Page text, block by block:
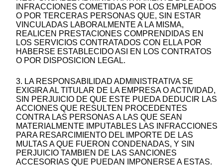
INFRACCIONES COMETIDAS POR LOS EMPLEADOS
O POR TERCERAS PERSONAS QUE, SIN ESTAR
VINCULADAS LABORALMENTE A LA MISMA,
REALICEN PRESTACIONES COMPRENDIDAS EN
LOS SERVICIOS CONTRATADOS CON ELLA POR
HABERSE ESTABLECIDO ASI EN LOS CONTRATOS
O POR DISPOSICION LEGAL.
3. LA RESPONSABILIDAD ADMINISTRATIVA SE
EXIGIRA AL TITULAR DE LA EMPRESA O ACTIVIDAD,
SIN PERJUICIO DE QUE ESTE PUEDA DEDUCIR LAS
ACCIONES QUE RESULTEN PROCEDENTES
CONTRA LAS PERSONAS A LAS QUE SEAN
MATERIALMENTE IMPUTABLES LAS INFRACCIONES
PARA RESARCIMIENTO DEL IMPORTE DE LAS
MULTAS A QUE FUERON CONDENADAS, Y SIN
PERJUICIO TAMBIEN DE LAS SANCIONES
ACCESORIAS QUE PUEDAN IMPONERSE A ESTAS.